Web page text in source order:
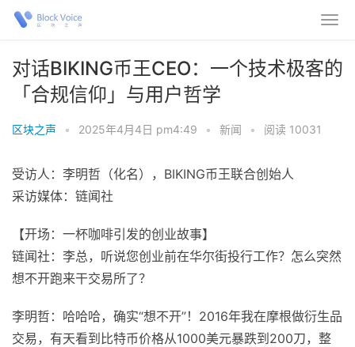
对话BIKING币王CEO：一个技术极客的
「合规信仰」与用户哲学
区块之声 • 2025年4月4日 pm4:49 • 新闻 • 阅读 10031
受访人：李明哲（化名），BIKING币王联合创始人
采访媒体：链闻社
【开场：一杯咖啡引发的创业故事】
链闻社：李总，听说您创业前在华尔街投行工作？怎么突然
想不开跑来干交易所了？
李明哲：哈哈哈，确实“想不开”！2016年我在摩根做衍生品
交易，有天看到比特币价格从1000美元暴跌到200刀，整